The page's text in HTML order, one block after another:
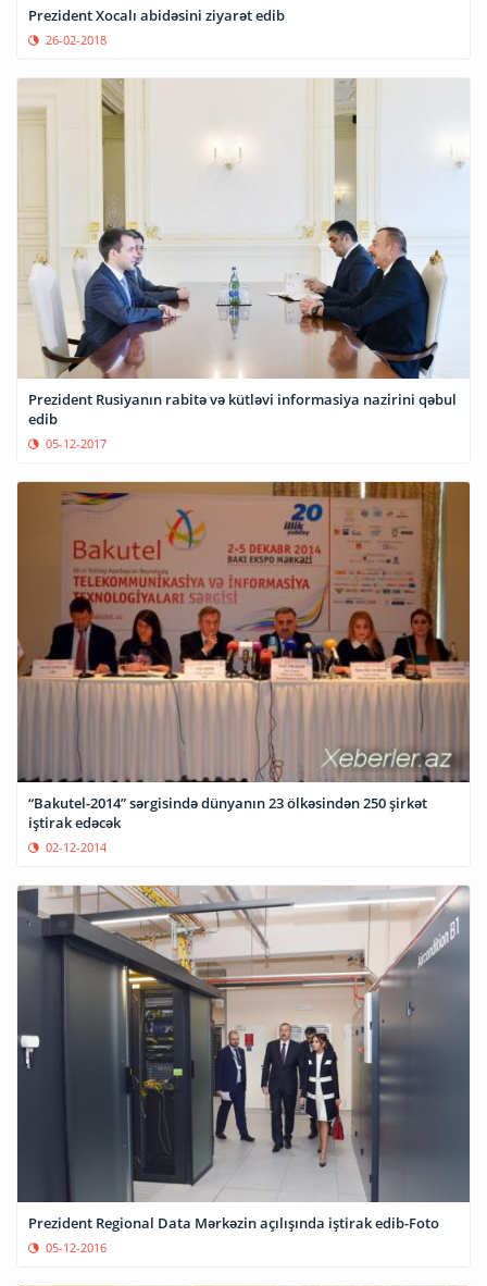
Prezident Xocalı abidəsini ziyarət edib
26-02-2018
Prezident Rusiyanın rabitə və kütləvi informasiya nazirini qəbul
edib
05-12-2017
“Bakutel-2014” sərgisində dünyanın 23 ölkəsindən 250 şirkət
iştirak edəcək
02-12-2014
Prezident Regional Data Mərkəzin açılışında iştirak edib-Foto
05-12-2016